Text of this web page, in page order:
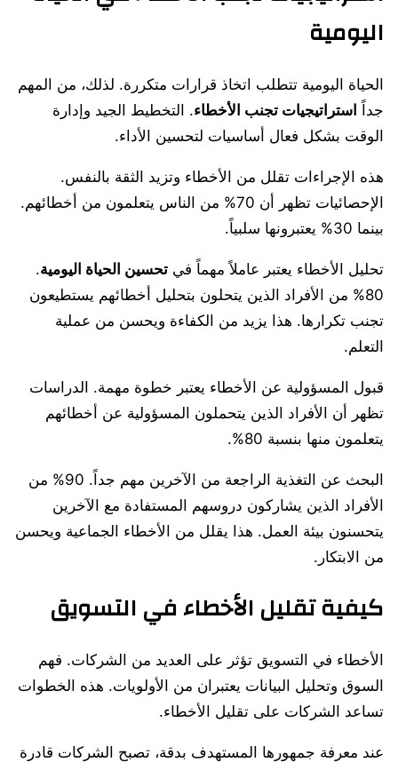
اليومية
الحياة اليومية تتطلب اتخاذ قرارات متكررة. لذلك، من المهم
جداً
استراتيجيات تجنب الأخطاء. التخطيط الجيد وإدارة
الوقت بشكل فعال أساسيات لتحسين الأداء.
هذه الإجراءات تقلل من الأخطاء وتزيد الثقة بالنفس.
الإحصائيات تظهر أن 70% من الناس يتعلمون من أخطائهم.
بينما 30% يعتبرونها سلبياً.
تحليل الأخطاء يعتبر عاملاً مهماً في تحسين الحياة اليومية.
80% من الأفراد الذين يتحلون بتحليل أخطائهم يستطيعون
تجنب تكرارها. هذا يزيد من الكفاءة ويحسن من عملية
التعلم.
قبول المسؤولية عن الأخطاء يعتبر خطوة مهمة. الدراسات
تظهر أن الأفراد الذين يتحملون المسؤولية عن أخطائهم
يتعلمون منها بنسبة 80%.
البحث عن التغذية الراجعة من الآخرين مهم جداً. 90% من
الأفراد الذين يشاركون دروسهم المستفادة مع الآخرين
يتحسنون بيئة العمل. هذا يقلل من الأخطاء الجماعية ويحسن
من الابتكار.
كيفية تقليل الأخطاء في التسويق
الأخطاء في التسويق تؤثر على العديد من الشركات. فهم
السوق وتحليل البيانات يعتبران من الأولويات. هذه الخطوات
تساعد الشركات على تقليل الأخطاء.
عند معرفة جمهورها المستهدف بدقة، تصبح الشركات قادرة